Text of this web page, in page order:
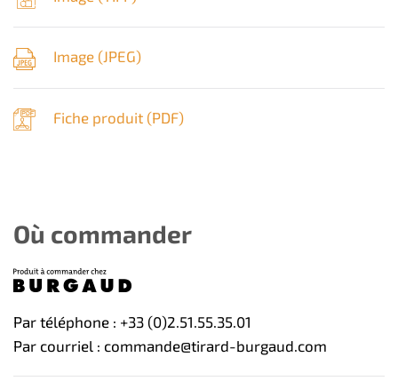
Image (JPEG)
Fiche produit (PDF)
Où commander
Par téléphone : +33 (0)2.51.55.35.01
Par courriel : commande@tirard-burgaud.com